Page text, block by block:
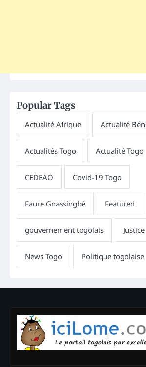
Popular Tags